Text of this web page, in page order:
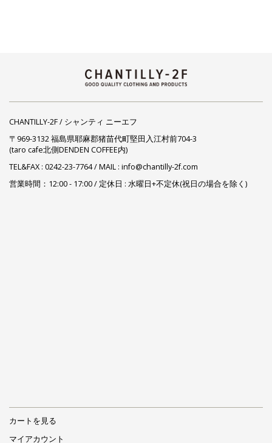
CHANTILLY-2F / シャンティ ニーエフ
〒969-3132 福島県耶麻郡猪苗代町堅田入江村前704-3
(taro cafe北側DENDEN COFFEE内)
TEL&FAX : 0242-23-7764/ MAIL : info@chantilly-2f.com
営業時間：12:00 - 17:00 / 定休日 : 水曜日+不定休(祝日の場合を除く)
カートを見る
マイアカウント